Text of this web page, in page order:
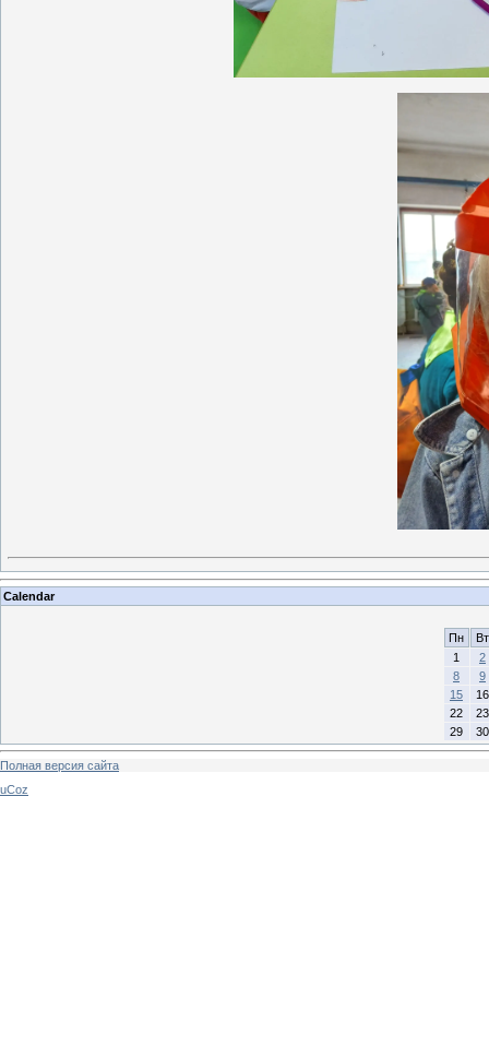
Calendar
Пн
Вт
1
2
8
9
15
16
22
23
29
30
Полная версия сайта
uCoz